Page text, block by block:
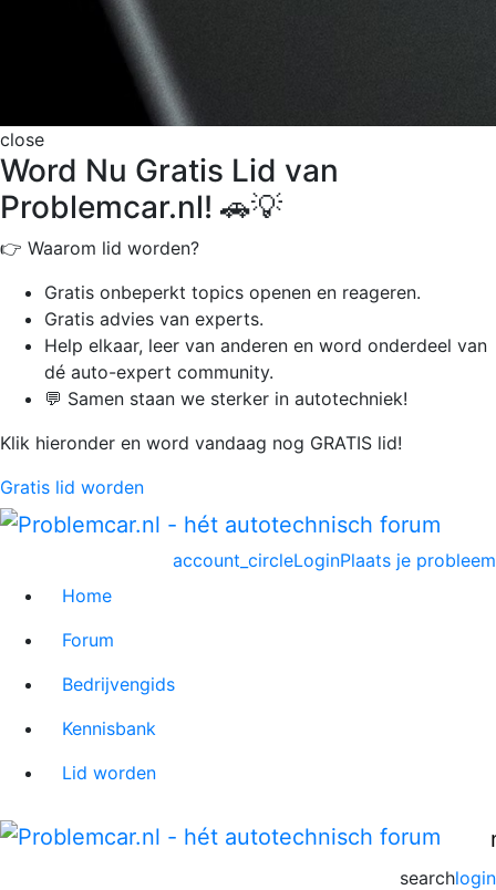
close
Word Nu Gratis Lid van
Problemcar.nl! 🚗💡
👉 Waarom lid worden?
Gratis onbeperkt topics openen en reageren.
Gratis advies van experts.
Help elkaar, leer van anderen en word onderdeel van
dé auto-expert community.
💬 Samen staan we sterker in autotechniek!
Klik hieronder en word vandaag nog GRATIS lid!
Gratis lid worden
Plaats je probleem
account_circleLogin
Home
Forum
Bedrijvengids
Kennisbank
Lid worden
login
search